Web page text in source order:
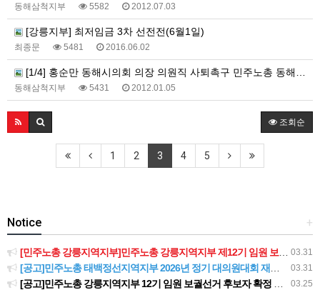
동해삼척지부 5582 2012.07.03
[강릉지부] 최저임금 3차 선전전(6월1일)
최종문 5481 2016.06.02
[1/4] 홍순만 동해시의회 의장 의원직 사퇴촉구 민주노총 동해삼척지부 기자회견 개최!!
동해삼척지부 5431 2012.01.05
조회순
1 2 3 4 5
+
Notice
03.31
[민주노총 강릉지역지부]민주노총 강릉지역지부 제12기 임원 보궐선거결과 공고
03.31
[공고]민주노총 태백정선지역지부 2026년 정기 대의원대회 재소집 건
03.25
[공고]민주노총 강릉지역지부 12기 임원 보궐선거 후보자 확정 공고